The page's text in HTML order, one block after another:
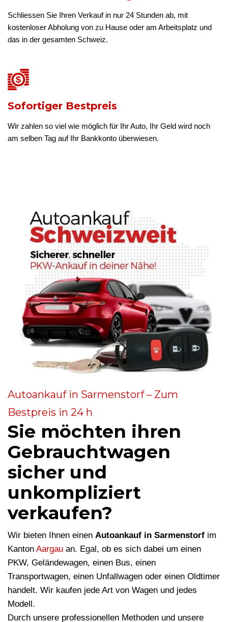
Schliessen Sie Ihren Verkauf in nur 24 Stunden ab, mit
kostenloser Abholung von zu Hause oder am Arbeitsplatz und
das in der gesamten Schweiz.
Sofortiger Bestpreis
Wir zahlen so viel wie möglich für Ihr Auto, Ihr Geld wird noch
am selben Tag auf Ihr Bankkonto überwiesen.
Autoankauf in Sarmenstorf – Zum
Bestpreis in 24 h
Sie möchten ihren
Gebrauchtwagen
sicher und
unkompliziert
verkaufen?
Wir bieten Ihnen einen Autoankauf in Sarmenstorf im
Kanton Aargau an. Egal, ob es sich dabei um einen
PKW, Geländewagen, einen Bus, einen
Transportwagen, einen Unfallwagen oder einen Oldtimer
handelt. Wir kaufen jede Art von Wagen und jedes
Modell.
Durch unsere professionellen Methoden und unsere